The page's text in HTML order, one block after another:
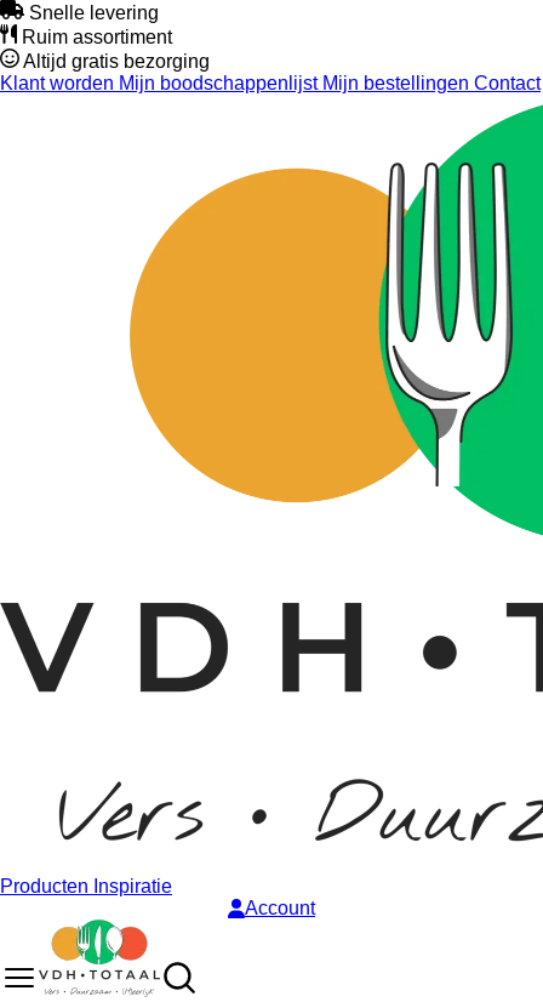
Snelle levering
Ruim assortiment
Altijd gratis bezorging
Klant worden Mijn boodschappenlijstMijn bestellingen Contact
Producten Inspiratie
Account